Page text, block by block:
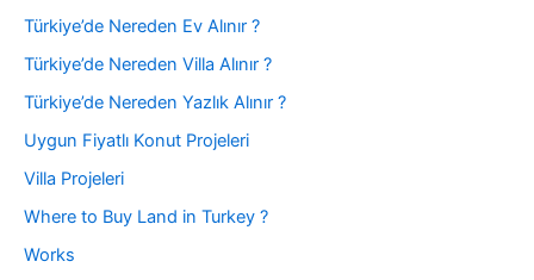
Türkiye’de Nereden Ev Alınır ?
Türkiye’de Nereden Villa Alınır ?
Türkiye’de Nereden Yazlık Alınır ?
Uygun Fiyatlı Konut Projeleri
Villa Projeleri
Where to Buy Land in Turkey ?
Works